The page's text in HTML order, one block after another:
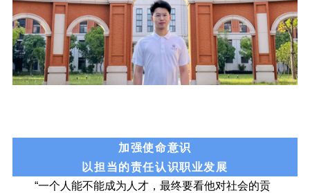
加强使命意识
以担当的责任认识职业发展
“一个人能不能成为人才，最终要看他对社会的贡